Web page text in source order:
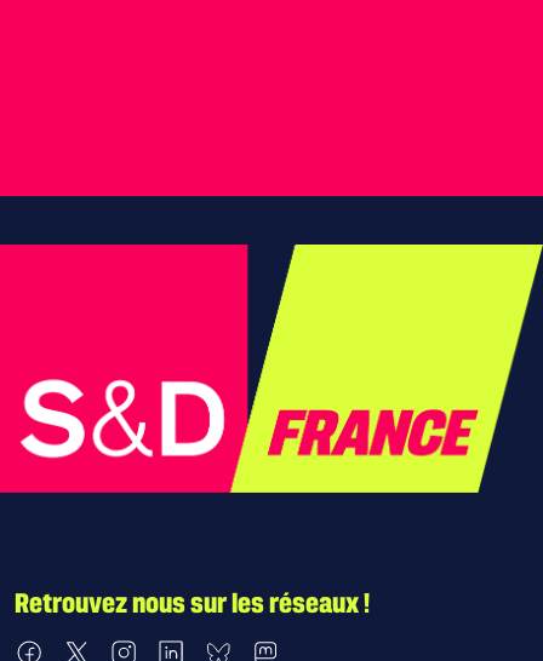
Retrouvez nous sur les réseaux !
Nous retrouver sur Facebook
Nous retrouver sur X
Nous retrouver sur Instagram
Nous retrouver sur LinkedIn
Nous retrouver sur Bluesky
Nous retrouver sur Mastodon